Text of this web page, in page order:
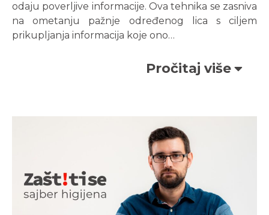
odaju poverljive informacije. Ova tehnika se zasniva
na ometanju pažnje određenog lica s ciljem
prikupljanja informacija koje ono…
Pročitaj više